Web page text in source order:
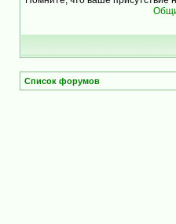
Список форумов